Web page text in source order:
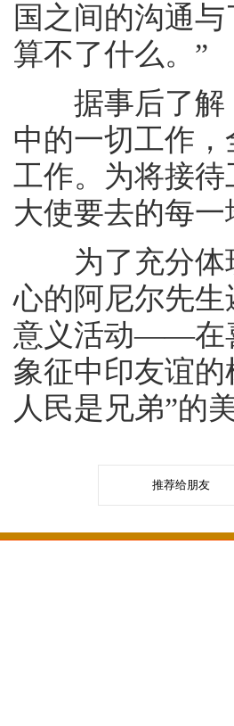
国之间的沟通
算不了什么。”
据事后了解，
中的一切工作
工作。为将接
大使要去的每
为了充分体现
心的阿尼尔先
意义活动——在
象征中印友谊
人民是兄弟”的
推荐给朋友